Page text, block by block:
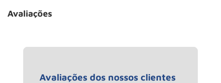
Avaliações
Avaliações dos nossos clientes